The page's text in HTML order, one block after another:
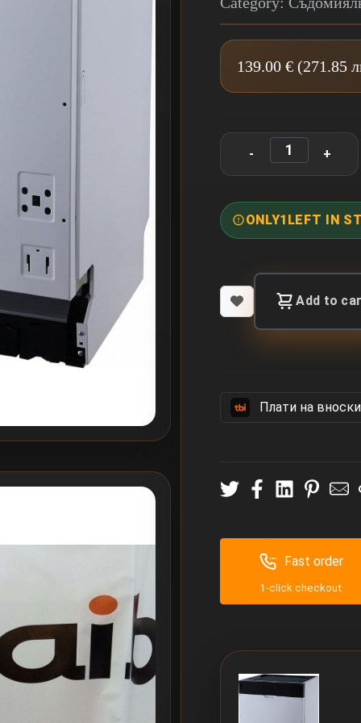
139.00 € (271.85
ONLY1 LEFT IN
Add to
Πлати на вноски
Fast order
1-click checkout